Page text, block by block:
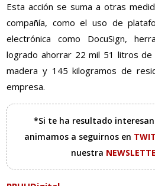
Esta acción se suma a otras
compañía, como el uso de
electrónica como DocuSign,
logrado ahorrar 22 mil 51 litros de
madera y 145 kilogramos de
empresa.
*Si te ha resultado
animamos a seguirnos en
nuestra